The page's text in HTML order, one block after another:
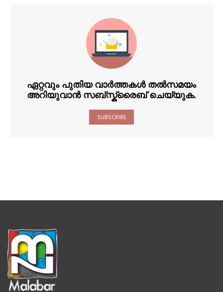
ഏറ്റവും പുതിയ വാർത്തകൾ തൽസമയം
അറിയുവാൻ സബ്സ്ക്രൈബ് ചെയ്യുക.
SUBSCRIBE